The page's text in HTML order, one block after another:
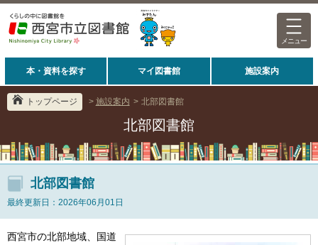
メニュー
本・資料を探す マイ図書館 施設案内
トップページ > 施設案内 > 北部図書館
北部図書館
北部図書館
最終更新日：2026年06月01日
西宮市の北部地域、国道